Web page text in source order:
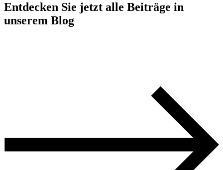
Entdecken Sie jetzt alle Beiträge in
unserem Blog